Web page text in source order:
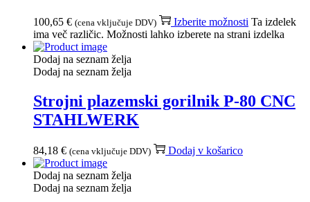
100,65 € (cena vključuje DDV) Izberite možnosti Ta izdelek
ima več različic. Možnosti lahko izberete na strani izdelka
Dodaj na seznam želja
Dodaj na seznam želja
Strojni plazemski gorilnik P-80 CNC
STAHLWERK
84,18 € (cena vključuje DDV) Dodaj v košarico
Dodaj na seznam želja
Dodaj na seznam želja